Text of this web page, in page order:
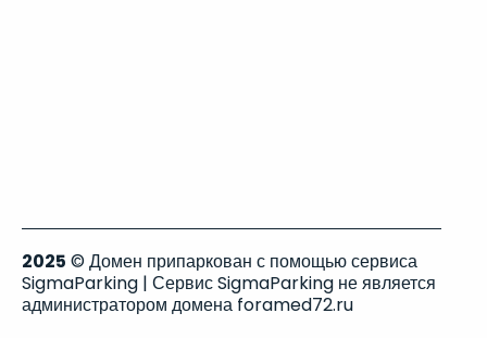
2025 © Домен припаркован с помощью сервиса
SigmaParking | Сервис SigmaParking не является
администратором домена foramed72.ru